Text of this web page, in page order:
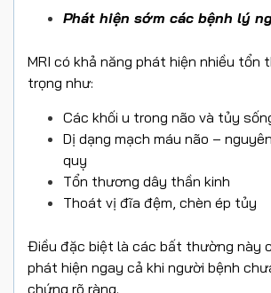
Phát hiện sớm các bệnh lý
MRI có khả năng phát hiện nhiều tổn
trọng như:
Các khối u trong não và tủy
Dị dạng mạch máu não –
quỵ
Tổn thương dây thần kinh
Thoát vị đĩa đệm, chèn ép tủy
Điều đặc biệt là các bất thường này
phát hiện ngay cả khi người bệnh
chứng rõ ràng.